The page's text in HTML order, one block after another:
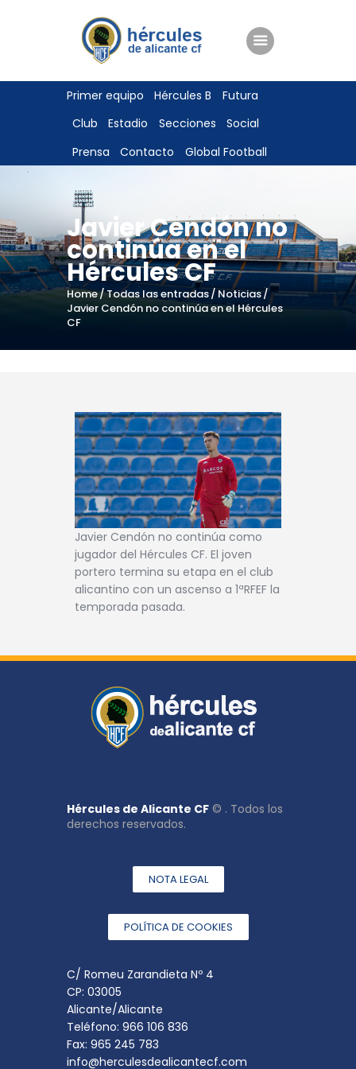
Primer equipo Hércules B
Futura
Club
Estadio Secciones
Social
Prensa
Contacto Global Football
Javier Cendón no
continúa en el
Hércules CF
Home Todas las entradas
Noticias
Javier Cendón no continúa en el Hércules
CF
ENTRADAS
TIENDA
HÉRCULESCF100
Javier Cendón no continúa como
jugador del Hércules CF. El joven
portero termina su etapa en el club
alicantino con un ascenso a 1ªRFEF la
temporada pasada.
Hércules de Alicante CF © . Todos los
derechos reservados.
NOTA LEGAL
POLÍTICA DE COOKIES
C/ Romeu Zarandieta Nº 4
CP: 03005
Alicante/Alicante
Teléfono: 966 106 836
Fax: 965 245 783
info@herculesdealicantecf.com